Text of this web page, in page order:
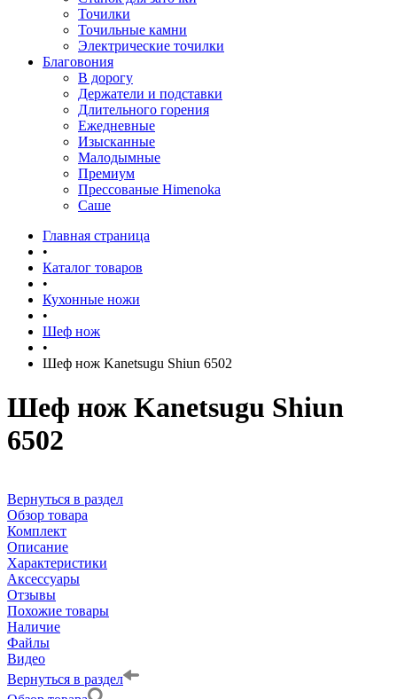
Точилки
Точильные камни
Электрические точилки
Благовония
В дорогу
Держатели и подставки
Длительного горения
Ежедневные
Изысканные
Малодымные
Премиум
Прессованые Himenoka
Саше
Главная страница
•
Каталог товаров
•
Кухонные ножи
•
Шеф нож
•
Шеф нож Kanetsugu Shiun 6502
Шеф нож Kanetsugu Shiun
6502
Вернуться в раздел
Обзор товара
Комплект
Описание
Характеристики
Аксессуары
Отзывы
Похожие товары
Наличие
Файлы
Видео
Вернуться в раздел